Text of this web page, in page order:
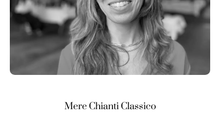
Mere Chianti Classico